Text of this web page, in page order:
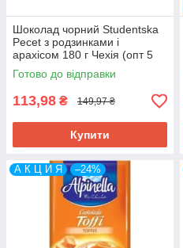
Шоколад чорний Studentska
Pecet з родзинками і
арахісом 180 г Чехія (опт 5
шт)
Готово до відправки
113,98 ₴ 149,97 ₴
Купити
А К Ц И Я –24%